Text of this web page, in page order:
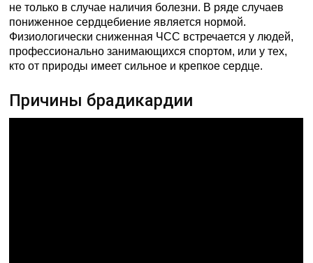
не только в случае наличия болезни. В ряде случаев
пониженное сердцебиение является нормой.
Физиологически сниженная ЧСС встречается у людей,
профессионально занимающихся спортом, или у тех,
кто от природы имеет сильное и крепкое сердце.
Причины брадикардии